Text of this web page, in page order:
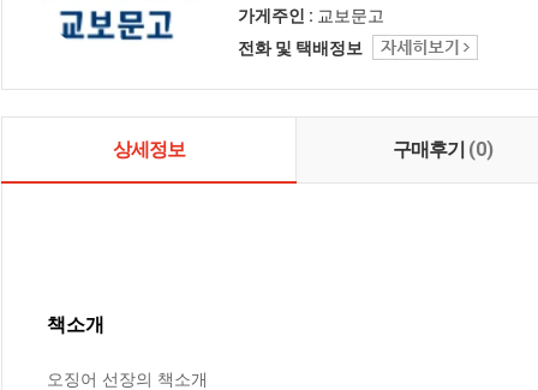
가게주인 : 교보문고
전화 및 택배정보
상세정보 구매후기 (0)
책소개
오징어 선장의 책소개